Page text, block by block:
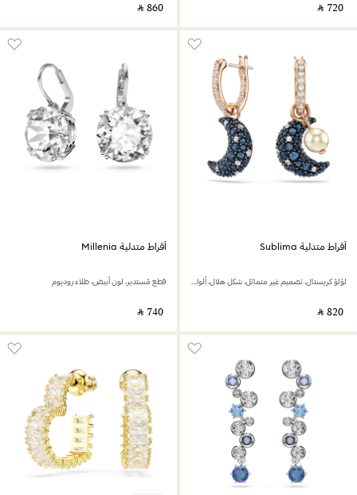
‎ ⃁ ⁦720⁩ ‎
‎ ⃁ ⁦860⁩ ‎
أقراط متدلية Sublima
لؤلؤ كريستال، تصميم غير متماثل، شكل هلال، ألوان متعددة، لمسة نهائية من الذهب الوردي عيار 18 قيراط
‎ ⃁ ⁦820⁩ ‎
أقراط متدلية Millenia
قطع مُستدير، لون أبيض، طلاء روديوم
‎ ⃁ ⁦740⁩ ‎